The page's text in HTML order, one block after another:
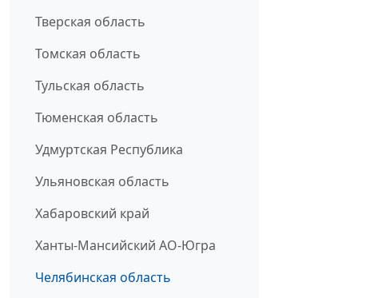
Тверская область
Томская область
Тульская область
Тюменская область
Удмуртская Республика
Ульяновская область
Хабаровский край
Ханты-Мансийский АО-Югра
Челябинская область